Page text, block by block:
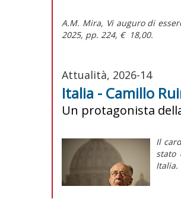
A.M. Mira, Vi auguro di
2025, pp. 224, € 18,00.
Attualità, 2026-14
Italia - Camillo
Un protagonista
Il
stato
Italia.